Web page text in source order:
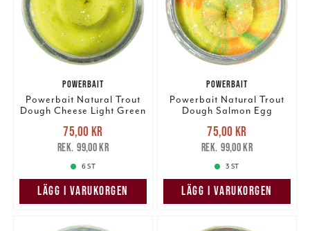
POWERBAIT
Powerbait Natural Trout
Dough Cheese Light Green
Nuvarande pris
75,00 krTidigare pris
99,00 kr
75,00 kr
99,00 kr
6 ST
LÄGG I VARUKORGEN
POWERBAIT
Powerbait Natural Trout
Dough Salmon Egg
Nuvarande pris
75,00 krTidigare pris
99,00 kr
75,00 kr
99,00 kr
3 ST
LÄGG I VARUKORGEN